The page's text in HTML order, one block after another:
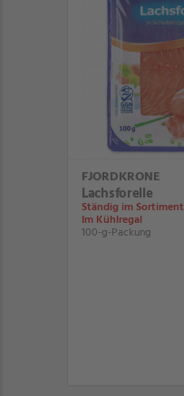
FJORDKRONE
Lachsforelle
Ständig im Sortiment
Im Kühlregal
100-g-Packung